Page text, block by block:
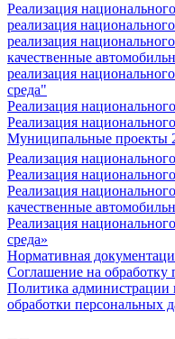
Реализация
реализация
реализация
качественные
реализация
среда"
Реализация
Реализация
Муниципальные проекты
Реализация
Реализация
Реализация
качественные
Реализация
среда»
Нормативная
Соглашение на
Политика администрации
обработки персональных